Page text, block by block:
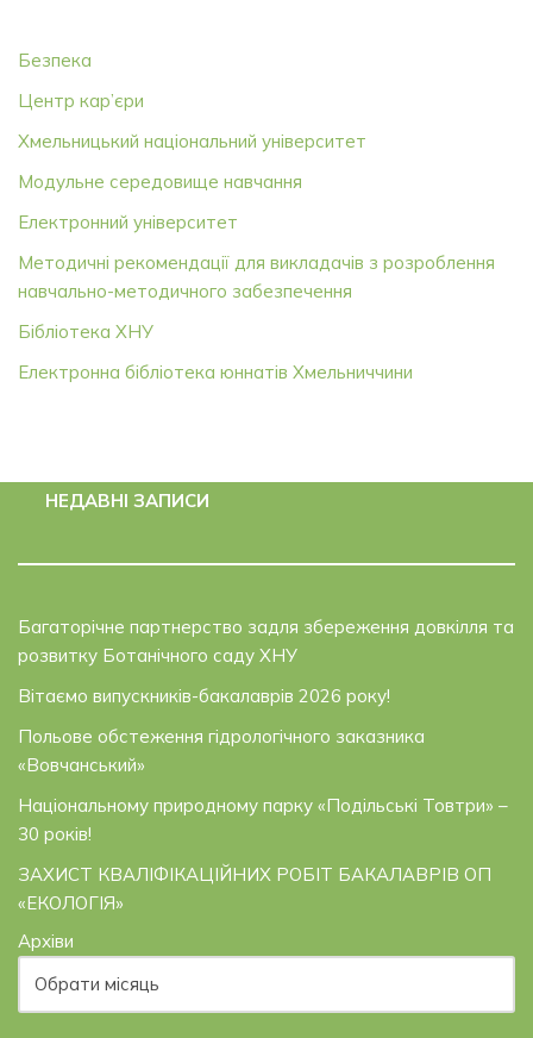
Безпека
Центр кар’єри
Хмельницький національний університет
Модульне середовище навчання
Електронний університет
Методичні рекомендації для викладачів з розроблення
навчально-методичного забезпечення
Бібліотека ХНУ
Електронна бібліотека юннатів Хмельниччини
НЕДАВНІ ЗАПИСИ
Багаторічне партнерство задля збереження довкілля та
розвитку Ботанічного саду ХНУ
Вітаємо випускників-бакалаврів 2026 року!
Польове обстеження гідрологічного заказника
«Вовчанський»
Національному природному парку «Подільські Товтри» –
30 років!
ЗАХИСТ КВАЛІФІКАЦІЙНИХ РОБІТ БАКАЛАВРІВ ОП
«ЕКОЛОГІЯ»
Архіви